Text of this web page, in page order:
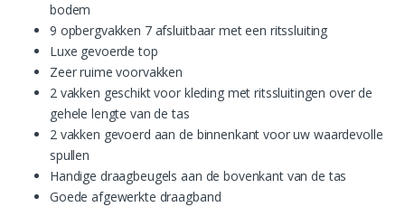
bodem
9 opbergvakken 7 afsluitbaar met een ritssluiting
Luxe gevoerde top
Zeer ruime voorvakken
2 vakken geschikt voor kleding met ritssluitingen over de
gehele lengte van de tas
2 vakken gevoerd aan de binnenkant voor uw waardevolle
spullen
Handige draagbeugels aan de bovenkant van de tas
Goede afgewerkte draagband